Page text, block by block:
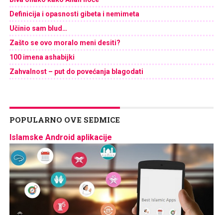
Definicija i opasnosti gibeta i nemimeta
Učinio sam blud…
Zašto se ovo moralo meni desiti?
100 imena ashabijki
Zahvalnost – put do povećanja blagodati
POPULARNO OVE SEDMICE
Islamske Android aplikacije